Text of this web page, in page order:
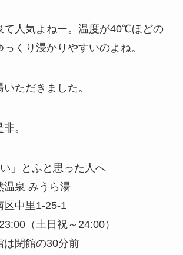
て人気よねー。温度が40℃ほどの
くり浸かりやすいのよね。
ただきました。
。
」とふと思った人へ
温泉 みうら湯
区中里1-25-1
（土日祝～24:00）
館の30分前